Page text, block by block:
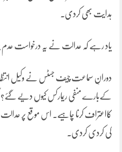
ہدایت بھی کردی۔
یاد رہے کہ عدالت نے یہ درخواست عدم
دورانِ سماعت چیف جسٹس نے وکیل انتظار
کےبارے منفی ریمارکس کیوں دیے گئے؟
کااعتراف کرنا چاہیے۔ اس موقع پر عدالت
کی کردی کردی۔